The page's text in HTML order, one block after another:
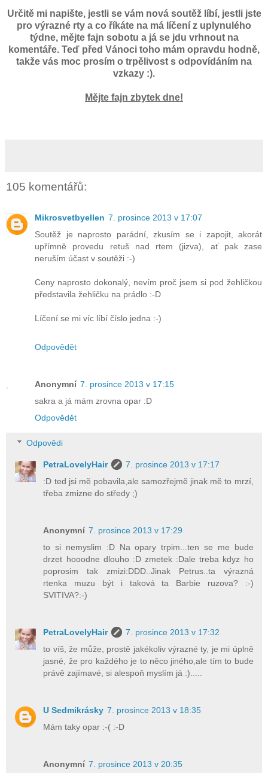
Určitě mi napište, jestli se vám nová soutěž líbí, jestli jste
pro výrazné rty a co říkáte na má líčení z uplynulého
týdne, mějte fajn sobotu a já se jdu vrhnout na
komentáře. Teď před Vánoci toho mám opravdu hodně,
takže vás moc prosím o trpělivost s odpovídáním na
vzkazy :).
Mějte fajn zbytek dne!
105 komentářů:
Mikrosvetbyellen 7. prosince 2013 v 17:07
Soutěž je naprosto parádní, zkusím se i zapojit, akorát
upřímně provedu retuš nad rtem (jizva), ať pak zase
neruším účast v soutěži :-)
Ceny naprosto dokonalý, nevím proč jsem si pod žehličkou
představila žehličku na prádlo :-D
Líčení se mi víc líbí číslo jedna :-)
Odpovědět
Anonymní 7. prosince 2013 v 17:15
sakra a já mám zrovna opar :D
Odpovědět
Odpovědi
PetraLovelyHair
7. prosince 2013 v 17:17
:D ted jsi mě pobavila,ale samozřejmě jinak mě to mrzí,
třeba zmizne do středy ;)
Anonymní 7. prosince 2013 v 17:29
to si nemyslim :D Na opary trpim...ten se me bude
drzet hooodne dlouho :D zmetek :Dale treba kdyz ho
poprosim tak zmizi:DDD..Jinak Petrus..ta výrazná
rtenka muzu být i taková ta Barbie ruzova? :-)
SVITIVA?:-)
PetraLovelyHair
7. prosince 2013 v 17:32
to víš, že může, prostě jakékoliv výrazné ty, je mi úplně
jasné, že pro každého je to něco jiného,ale tím to bude
právě zajímavé, si alespoň myslím já :).....
U Sedmikrásky 7. prosince 2013 v 18:35
Mám taky opar :-( :-D
Anonymní 7. prosince 2013 v 20:35